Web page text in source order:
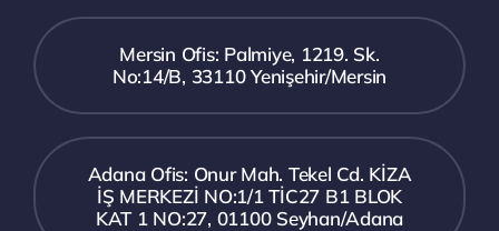
Mersin Ofis: Palmiye, 1219. Sk.
No:14/B, 33110 Yenişehir/Mersin
Adana Ofis: Onur Mah. Tekel Cd. KİZA
İŞ MERKEZİ NO:1/1 TİC27 B1 BLOK
KAT 1 NO:27, 01100 Seyhan/Adana